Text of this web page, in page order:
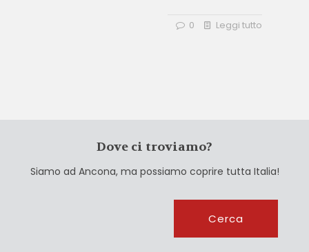
0 Leggi tutto
Dove ci troviamo?
Siamo ad Ancona, ma possiamo coprire tutta Italia!
Cerca